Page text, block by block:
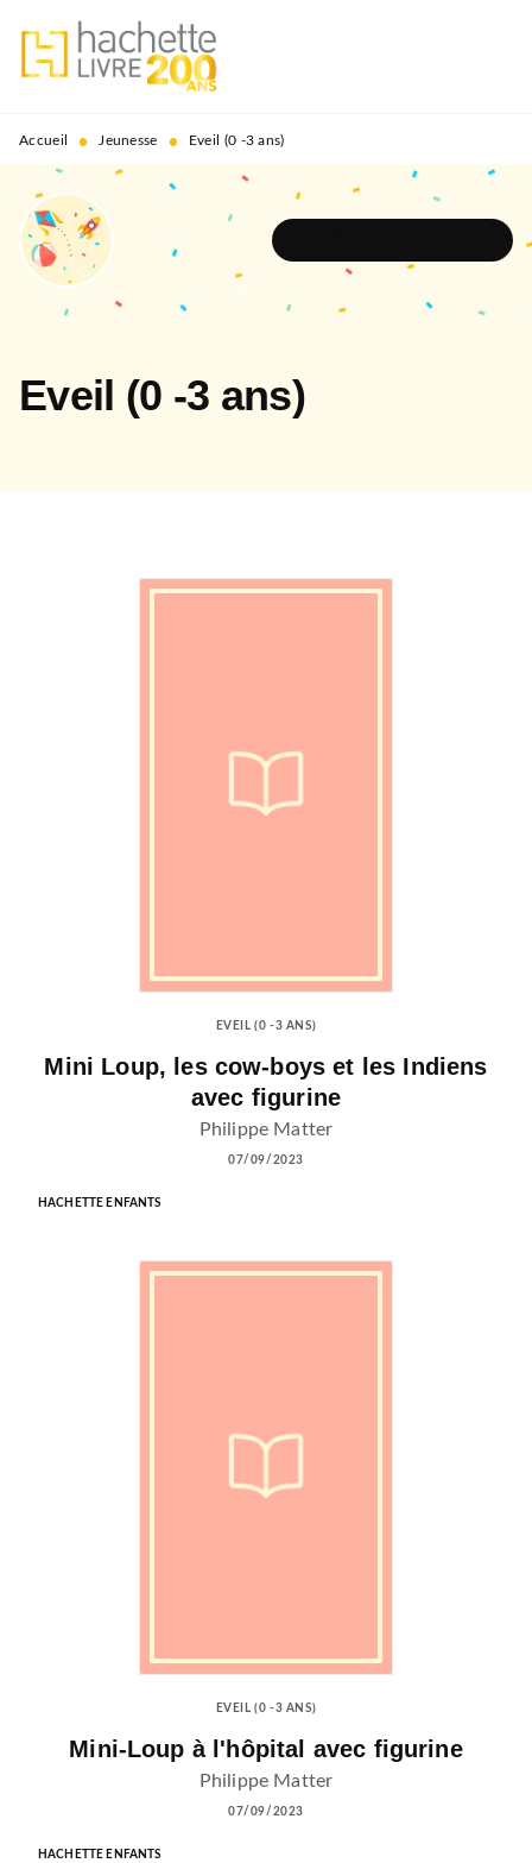
MENU RECHERCHE
PIED DE PAGE
Accueil • Jeunesse • Eveil (0 -3 ans)
Eveil (0 -3 ans)
EVEIL (0 -3 ANS)
Mini Loup, les cow-boys et les Indiens
avec figurine
Philippe Matter
07/09/2023
HACHETTE ENFANTS
EVEIL (0 -3 ANS)
Mini-Loup à l'hôpital avec figurine
Philippe Matter
07/09/2023
HACHETTE ENFANTS